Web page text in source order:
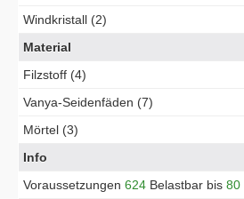
Windkristall (2)
Material
Filzstoff (4)
Vanya-Seidenfäden (7)
Mörtel (3)
Info
Voraussetzungen 624 Belastbar bis 80